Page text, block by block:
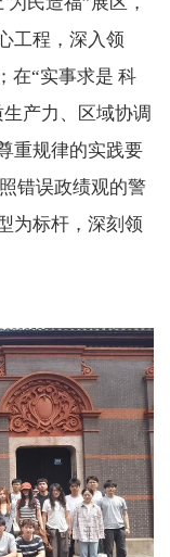
工程，深入领
在“实事求是 科
产力、区域协调
重规律的实践要
错误政绩观的警
为标杆，深刻领